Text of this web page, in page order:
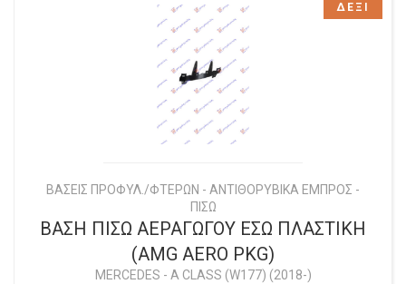
ΒΑΣΕΙΣ ΠΡΟΦΥΛ./ΦΤΕΡΩΝ - ΑΝΤΙΘΟΡΥΒΙΚΑ ΕΜΠΡΟΣ -
ΠΙΣΩ
ΒΑΣΗ ΠΙΣΩ ΑΕΡΑΓΩΓΟΥ ΕΣΩ ΠΛΑΣΤΙΚΗ
(AMG AERO PKG)
MERCEDES - A CLASS (W177) (2018-)
ΔΕΞΙ